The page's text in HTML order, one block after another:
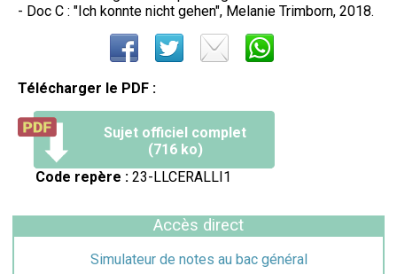
- Doc C : "Ich konnte nicht gehen", Melanie Trimborn, 2018.
Télécharger le PDF :
Sujet officiel complet
(716 ko)
Code repère : 23-LLCERALLI1
Accès direct
Simulateur de notes au bac général